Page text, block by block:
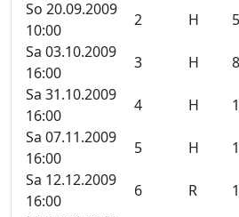
So 20.09.2009
10:00
2 H 5
Sa 03.10.2009
16:00
3 H 8
Sa 31.10.2009
16:00
4 H
Sa 07.11.2009
16:00
5 H
Sa 12.12.2009
16:00
6 R